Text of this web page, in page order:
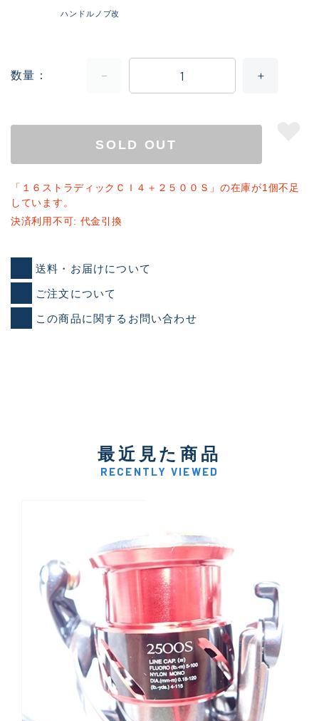
ハンドルノブ改
数量
SOLD OUT
「１６ストラディックＣＩ４＋２５００Ｓ」の在庫が1個不足
しています。
決済利用不可: 代金引換
送料・お届けについて
ご注文について
この商品に関するお問い合わせ
最近見た商品
RECENTLY VIEWED